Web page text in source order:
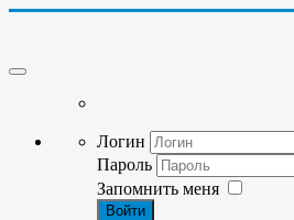
Логин
Пароль
Запомнить меня
Войти